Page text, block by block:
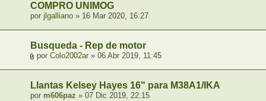
COMPRO UNIMOG
por jlgalliano » 16 Mar 2020, 16:27
Busqueda - Rep de motor
por Colo2002ar » 06 Abr 2019, 11:45
Llantas Kelsey Hayes 16" para M38A1/IKA
por m606paz » 07 Dic 2019, 22:15